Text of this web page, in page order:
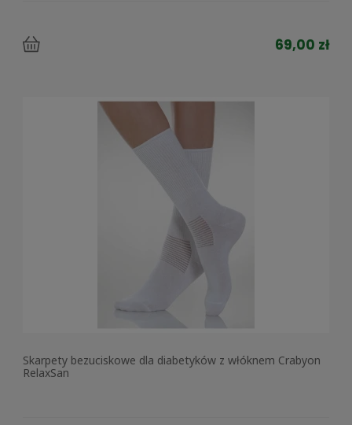
69,00 zł
Skarpety bezuciskowe dla diabetyków z włóknem Crabyon
RelaxSan